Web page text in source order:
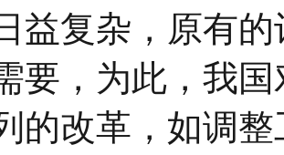
益复杂，原有
要，为此，我
的改革，如调